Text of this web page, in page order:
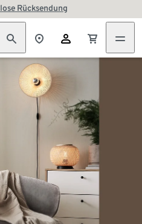
Rücksendung